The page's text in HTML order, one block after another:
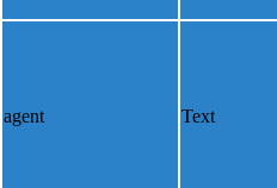
agent Text